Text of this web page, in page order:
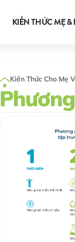
KIẾN THỨC MẸ &
Kiến Thức Cho Mẹ